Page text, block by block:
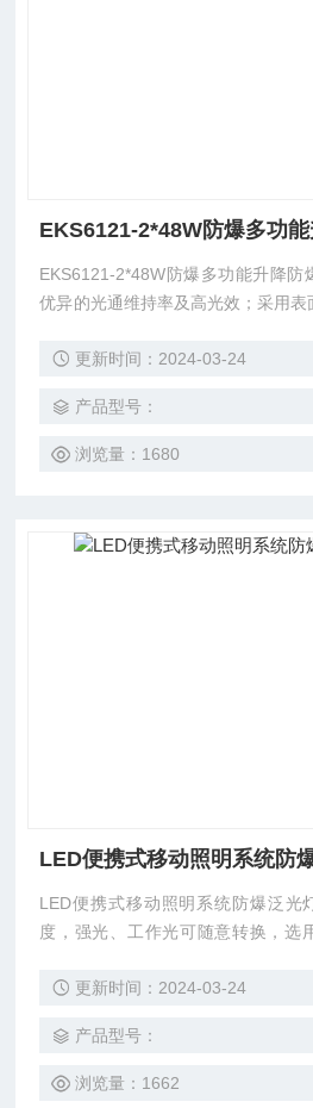
EKS6121-2*48W防爆多功
EKS6121-2*48W防爆多功能升降防
优异的光通维持率及高光效；采用表
光材料，有效提高灯具的效率.[驱
具有应急功能；EB型单纯作为应急
A、B型在主电断电时均可立即启动应
更新时间：2024-03-24
产品型号：
浏览量：1680
LED便携式移动照明系统防
LED便携式移动照明系统防爆泛光
度，强光、工作光可随意转换，选
容量大、性能优、自放电率低，可
更新时间：2024-03-24
产品型号：
浏览量：1662